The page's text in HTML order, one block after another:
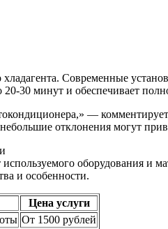
Современные
30 минут и обеспечивает
—
отклонения могут
оборудования
и особенности.
Цена услуги
От 1500 рублей